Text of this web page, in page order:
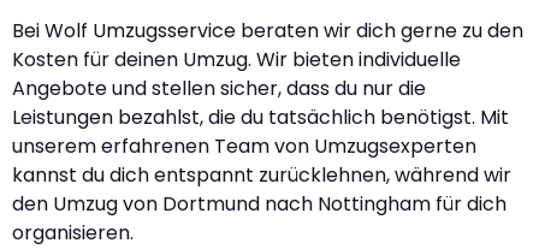
Bei Wolf Umzugsservice beraten wir dich gerne zu den
Kosten für deinen Umzug. Wir bieten individuelle
Angebote und stellen sicher, dass du nur die
Leistungen bezahlst, die du tatsächlich benötigst. Mit
unserem erfahrenen Team von Umzugsexperten
kannst du dich entspannt zurücklehnen, während wir
den Umzug von Dortmund nach Nottingham für dich
organisieren.